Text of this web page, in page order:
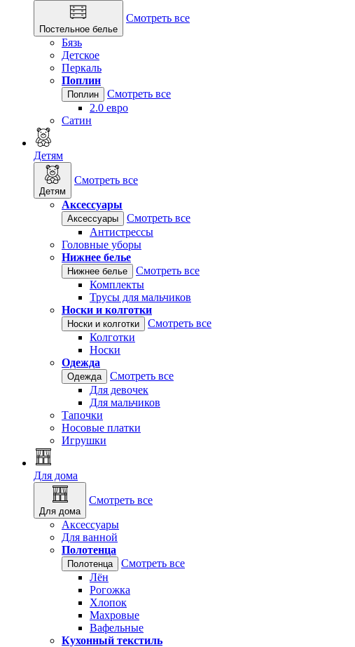
Постельное белье
Смотреть все
Бязь
Детское
Перкаль
Поплин
Поплин
Смотреть все
2.0 евро
Сатин
Детям
Детям
Смотреть все
Аксессуары
Аксессуары
Смотреть все
Антистрессы
Головные уборы
Нижнее белье
Нижнее белье
Смотреть все
Комплекты
Трусы для мальчиков
Носки и колготки
Носки и колготки
Смотреть все
Колготки
Носки
Одежда
Одежда
Смотреть все
Для девочек
Для мальчиков
Тапочки
Носовые платки
Игрушки
Для дома
Для дома
Смотреть все
Аксессуары
Для ванной
Полотенца
Полотенца
Смотреть все
Лён
Рогожка
Хлопок
Махровые
Вафельные
Кухонный текстиль